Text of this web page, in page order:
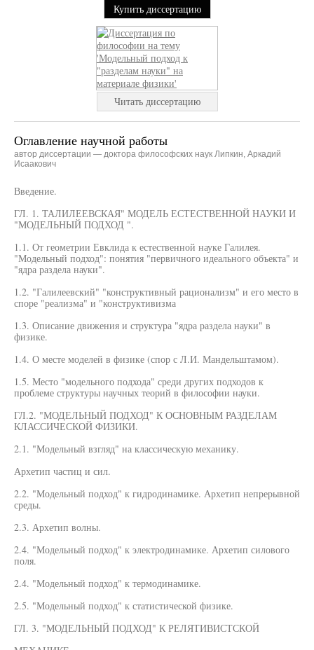
Купить диссертацию
Читать диссертацию
Оглавление научной работы
автор диссертации — доктора философских наук Липкин, Аркадий
Исаакович
Введение.
ГЛ. 1. ТАЛИЛЕЕВСКАЯ" МОДЕЛЬ ЕСТЕСТВЕННОЙ НАУКИ И
"МОДЕЛЬНЫЙ ПОДХОД ".
1.1. От геометрии Евклида к естественной науке Галилея.
"Модельный подход": понятия "первичного идеального объекта" и
"ядра раздела науки".
1.2. "Галилеевский" "конструктивный рационализм" и его место в
споре "реализма" и "конструктивизма
1.3. Описание движения и структура "ядра раздела науки" в
физике.
1.4. О месте моделей в физике (спор с Л.И. Мандельштамом).
1.5. Место "модельного подхода" среди других подходов к
проблеме структуры научных теорий в философии науки.
ГЛ.2. "МОДЕЛЬНЫЙ ПОДХОД" К ОСНОВНЫМ РАЗДЕЛАМ
КЛАССИЧЕСКОЙ ФИЗИКИ.
2.1. "Модельный взгляд" на классическую механику.
Архетип частиц и сил.
2.2. "Модельный подход" к гидродинамике. Архетип непрерывной
среды.
2.3. Архетип волны.
2.4. "Модельный подход" к электродинамике. Архетип силового
поля.
2.4. "Модельный подход" к термодинамике.
2.5. "Модельный подход" к статистической физике.
ГЛ. 3. "МОДЕЛЬНЫЙ ПОДХОД" К РЕЛЯТИВИСТСКОЙ